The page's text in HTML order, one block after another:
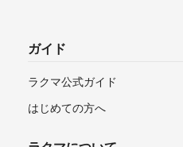
ガイド
ラクマ公式ガイド
はじめての方へ